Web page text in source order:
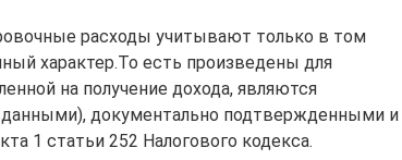
расходы учитывают только в том
характер.То есть произведены для
на получение дохода, являются
документально подтвержденными и
1 статьи 252 Налогового кодекса.